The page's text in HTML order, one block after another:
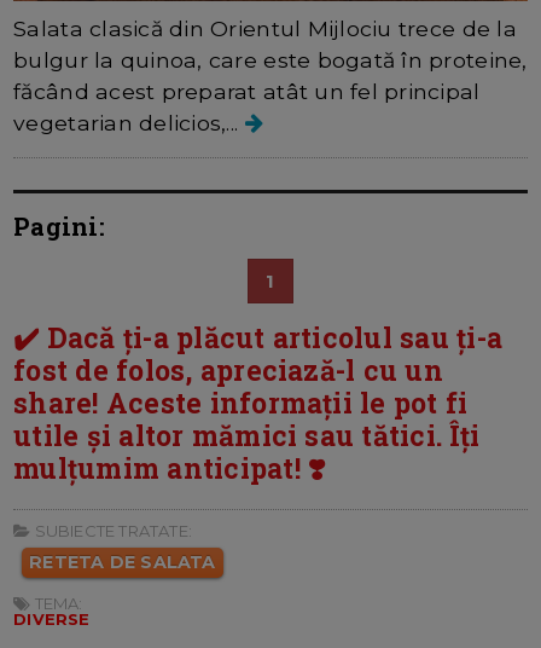
Salata clasică din Orientul Mijlociu trece de la
bulgur la quinoa, care este bogată în proteine,
făcând acest preparat atât un fel principal
vegetarian delicios,...
Pagini:
1
✔️ Dacă ți-a plăcut articolul sau ți-a
fost de folos, apreciază-l cu un
share! Aceste informații le pot fi
utile și altor mămici sau tătici. Îți
mulțumim anticipat! ❣️
SUBIECTE TRATATE:
RETETA DE SALATA
TEMA:
DIVERSE